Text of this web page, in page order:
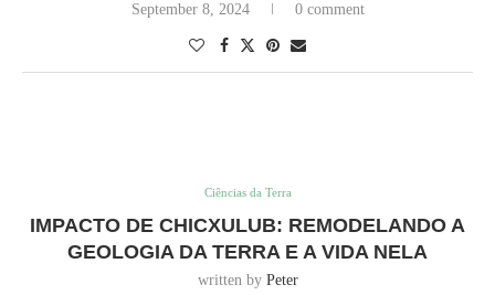
September 8, 2024 0 comment
Ciências da Terra
IMPACTO DE CHICXULUB: REMODELANDO A
GEOLOGIA DA TERRA E A VIDA NELA
written by Peter